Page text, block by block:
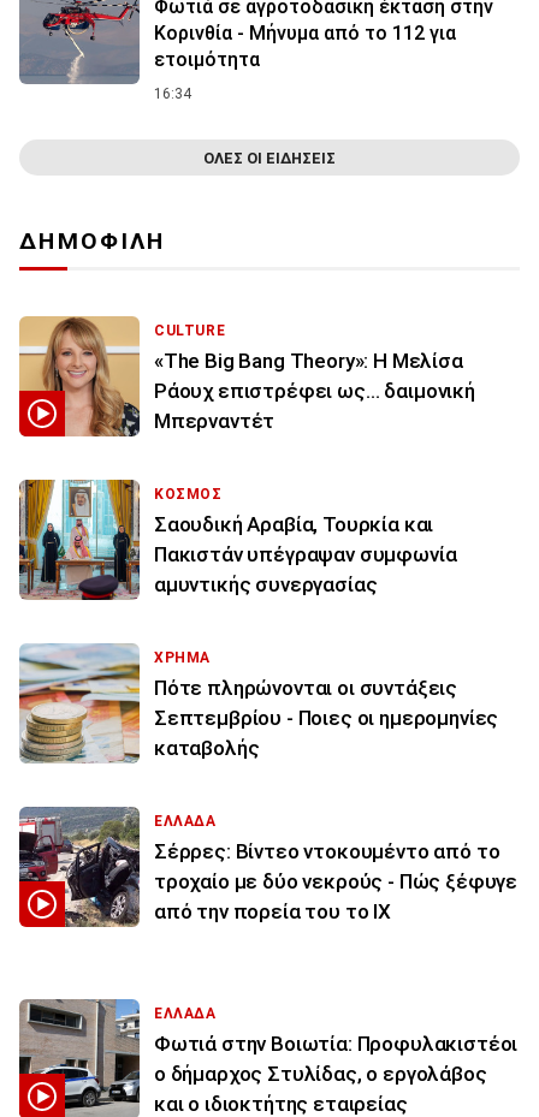
Φωτιά σε αγροτοδασική έκταση στην
Κορινθία - Μήνυμα από το 112 για
ετοιμότητα
16:34
ΟΛΕΣ ΟΙ ΕΙΔΗΣΕΙΣ
ΔΗΜΟΦΙΛΗ
CULTURE
«The Big Bang Theory»: Η Μελίσα
Ράουχ επιστρέφει ως… δαιμονική
Μπερναντέτ
ΚΟΣΜΟΣ
Σαουδική Αραβία, Τουρκία και
Πακιστάν υπέγραψαν συμφωνία
αμυντικής συνεργασίας
ΧΡΗΜΑ
Πότε πληρώνονται οι συντάξεις
Σεπτεμβρίου - Ποιες οι ημερομηνίες
καταβολής
ΕΛΛΑΔΑ
Σέρρες: Βίντεο ντοκουμέντο από το
τροχαίο με δύο νεκρούς - Πώς ξέφυγε
από την πορεία του το ΙΧ
ΕΛΛΑΔΑ
Φωτιά στην Βοιωτία: Προφυλακιστέοι
ο δήμαρχος Στυλίδας, ο εργολάβος
και ο ιδιοκτήτης εταιρείας